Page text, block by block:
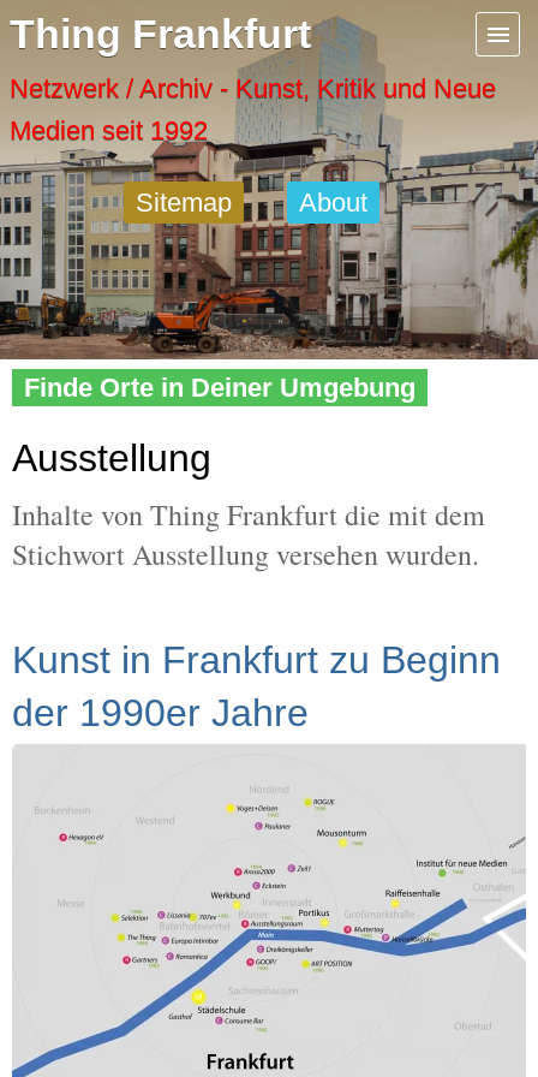
Thing Frankfurt
Netzwerk / Archiv - Kunst, Kritik und Neue
Medien seit 1992
Sitemap About
Home»Tags» Ausstellung
Finde Orte in Deiner Umgebung
Ausstellung
Inhalte von Thing Frankfurt die mit dem
Stichwort Ausstellung versehen wurden.
Kunst in Frankfurt zu Beginn
der 1990er Jahre
Menu
Artspaces
Cool Places
Frankfurt Diary
Activity
Recent Posts